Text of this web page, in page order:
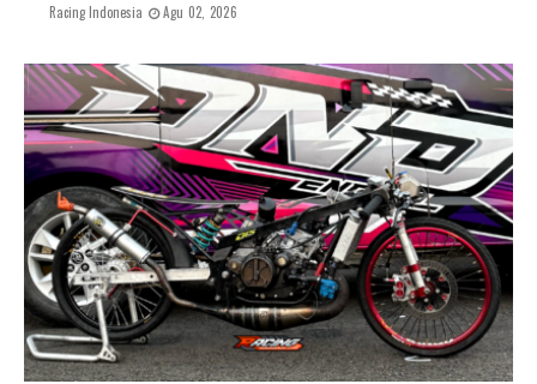
Racing Indonesia Agu 02, 2026